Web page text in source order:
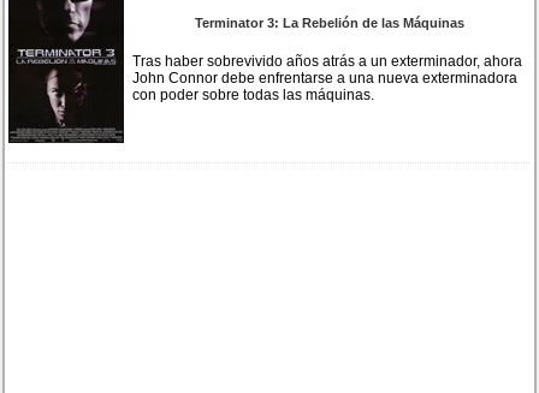
Terminator 3: La Rebelión de las Máquinas
Tras haber sobrevivido años atrás a un exterminador, ahora
John Connor debe enfrentarse a una nueva exterminadora
con poder sobre todas las máquinas.